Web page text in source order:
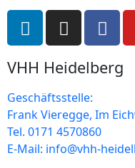
VHH Heidelberg
Geschäftsstelle:
Frank Vieregge, Im
Tel. 0171 4570860
E-Mail: info@vhh-